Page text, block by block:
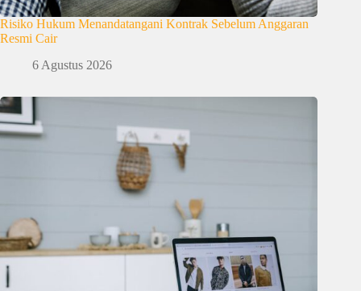
Risiko Hukum Menandatangani Kontrak Sebelum Anggaran
Resmi Cair
6 Agustus 2026